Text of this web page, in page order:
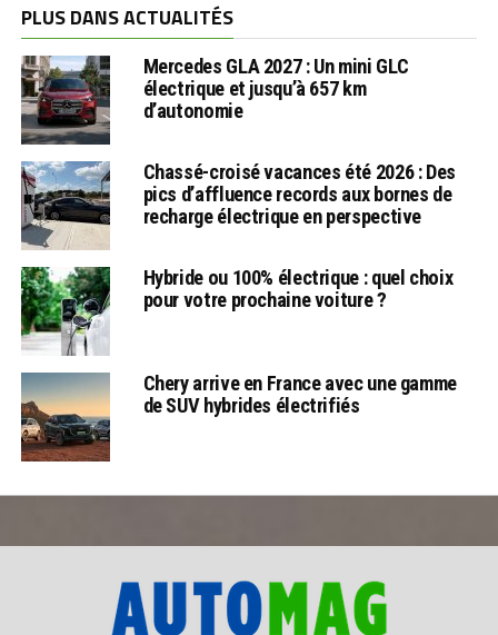
PLUS DANS ACTUALITÉS
Mercedes GLA 2027 : Un mini GLC
électrique et jusqu’à 657 km
d’autonomie
Chassé-croisé vacances été 2026 : Des
pics d’affluence records aux bornes de
recharge électrique en perspective
Hybride ou 100% électrique : quel choix
pour votre prochaine voiture ?
Chery arrive en France avec une gamme
de SUV hybrides électrifiés